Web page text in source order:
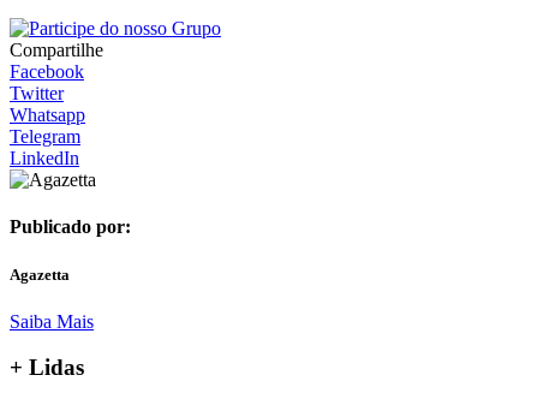
Compartilhe
Facebook
Twitter
Whatsapp
Telegram
LinkedIn
Publicado por:
Agazetta
Saiba Mais
+ Lidas